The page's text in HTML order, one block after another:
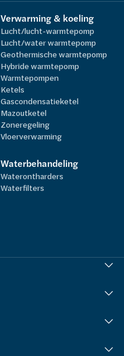
Verwarming & koeling
Lucht/lucht-warmtepomp
Lucht/water warmtepomp
Geothermische warmtepomp
Hybride warmtepomp
Warmtepompen
Ketels
Gascondensatieketel
Mazoutketel
Zoneregeling
Vloerverwarming
Waterbehandeling
Waterontharders
Waterfilters